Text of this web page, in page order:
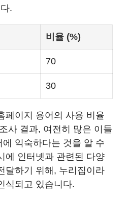
.
비율 (%)
70
30
페이지 용어의 사용 비율
사 결과, 여전히 많은 이들
에 익숙하다는 것을 알 수
에 인터넷과 관련된 다양
달하기 위해, 누리집이라
식되고 있습니다.